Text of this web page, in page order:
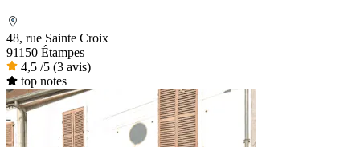
48, rue Sainte Croix
91150 Étampes
4,5 /5 (3 avis)
top notes